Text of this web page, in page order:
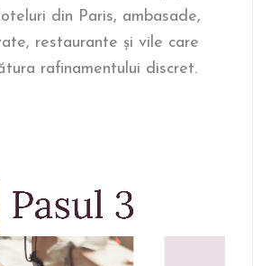
din Paris, ambasade,
restaurante și vile care
rafinamentului discret.